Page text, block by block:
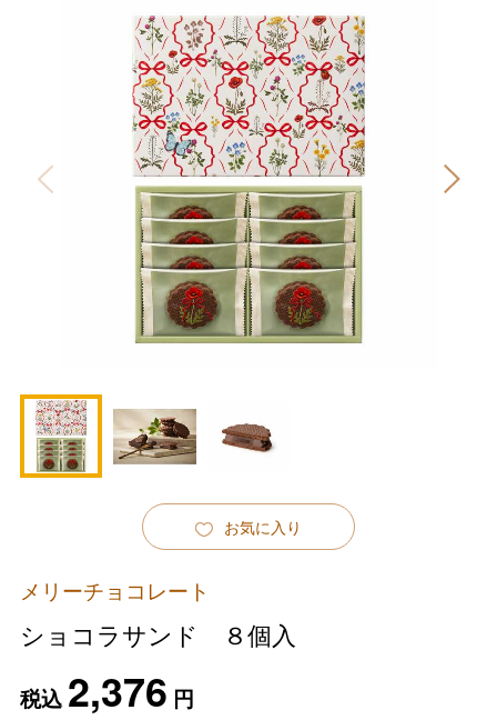
お気に入り
メリーチョコレート
ショコラサンド ８個入
税込2,376 円